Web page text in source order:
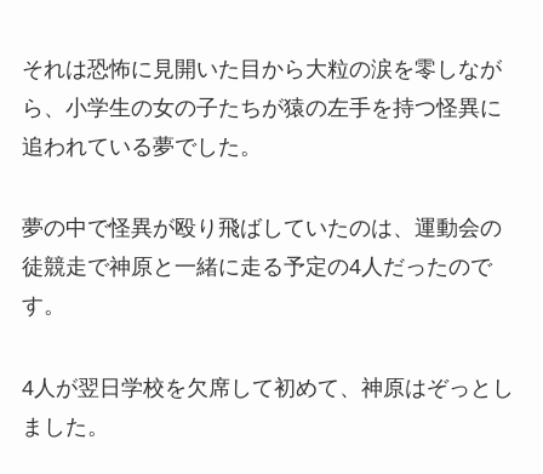
それは恐怖に見開いた目から大粒の涙を零しなが
ら、小学生の女の子たちが猿の左手を持つ怪異に
追われている夢でした。
夢の中で怪異が殴り飛ばしていたのは、運動会の
徒競走で神原と一緒に走る予定の4人だったので
す。
4人が翌日学校を欠席して初めて、神原はぞっとし
ました。